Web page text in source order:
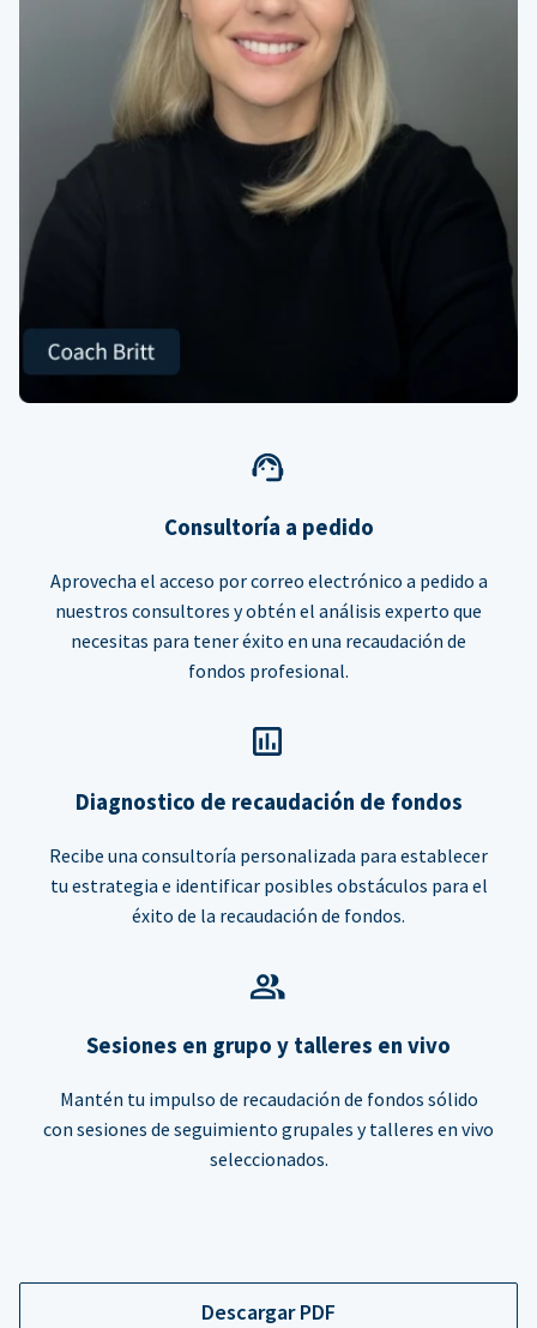
Consultoría a pedido
Aprovecha el acceso por correo electrónico a pedido a
nuestros consultores y obtén el análisis experto que
necesitas para tener éxito en una recaudación de
fondos profesional.
Diagnostico de recaudación de fondos
Recibe una consultoría personalizada para establecer
tu estrategia e identificar posibles obstáculos para el
éxito de la recaudación de fondos.
Sesiones en grupo y talleres en vivo
Mantén tu impulso de recaudación de fondos sólido
con sesiones de seguimiento grupales y talleres en vivo
seleccionados.
Descargar PDF